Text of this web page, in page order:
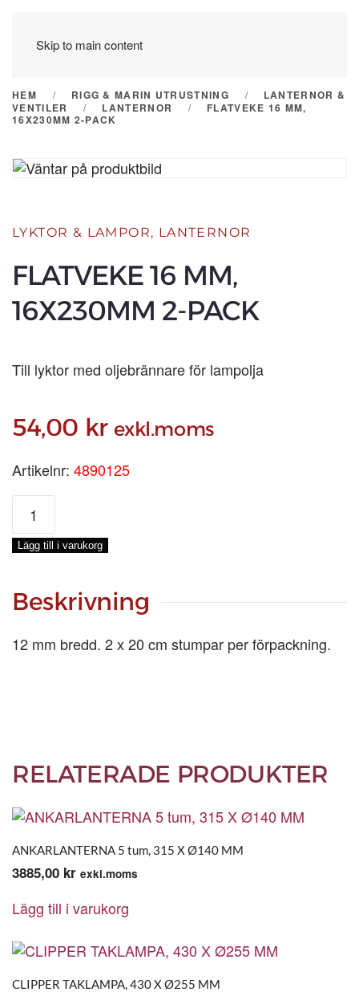
Skip to main content
HEM RIGG & MARIN UTRUSTNING
LANTERNOR &
VENTILER
LANTERNOR
FLATVEKE 16 MM,
16X230MM 2-PACK
LYKTOR & LAMPOR, LANTERNOR
FLATVEKE 16 MM,
16X230MM 2-PACK
Till lyktor med oljebrännare för lampolja
54,00 kr exkl.moms
Artikelnr: 4890125
FLATVEKE
MM,
16X230MM
PACK
mängd
Lägg till i varukorg
Beskrivning
12 mm bredd. 2 x 20 cm stumpar per förpackning.
RELATERADE PRODUKTER
ANKARLANTERNA 5 tum, 315 X Ø140 MM
3885,00 kr exkl.moms
Lägg till i varukorg
CLIPPER TAKLAMPA, 430 X Ø255 MM